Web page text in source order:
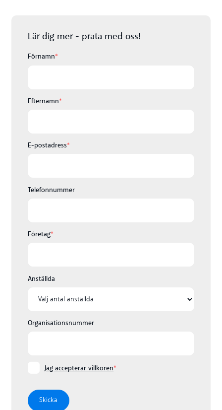
Lär dig mer - prata med oss!
Förnamn*
Efternamn*
E-postadress*
Telefonnummer
Företag*
Anställda
Organisationsnummer
Jag accepterar villkoren*